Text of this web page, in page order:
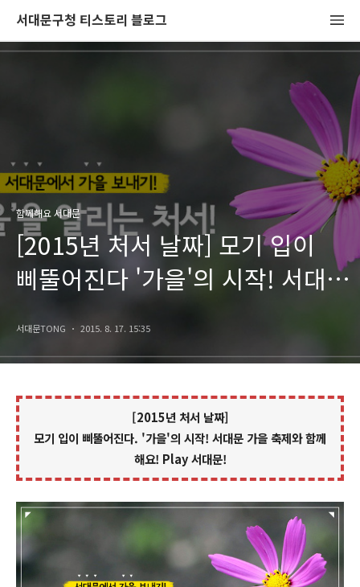
서대문구청 티스토리 블로그
함께해요 서대문
[2015년 처서 날짜] 모기 입이
삐뚤어진다 '가을'의 시작! 서대문
가을 축제와 함께 해요! Play
서대문TONG 2015. 8. 17. 15:35
[2015년 처서 날짜]
모기 입이 삐뚤어진다. '가을'의 시작! 서대문 가을 축제와 함께
해요! Play 서대문!